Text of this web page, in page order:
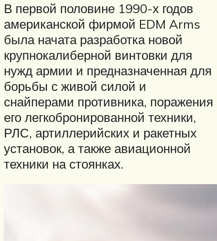
В первой половине 1990-х годов
американской фирмой EDM Arms
была начата разработка новой
крупнокалиберной винтовки для
нужд армии и предназначенная для
борьбы с живой силой и
снайперами противника, поражения
его легкобронированной техники,
РЛС, артиллерийских и ракетных
установок, а также авиационной
техники на стоянках.